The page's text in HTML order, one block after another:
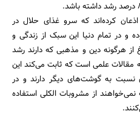
کرده‌اند که سرو غذای حلال در
و در تمام دنیا این سبک از زندگی و
هرگونه دین و مذهبی که دارند رشد
مقالات علمی است که ثابت می‌کند این
نسبت به گوشت‌های دیگر دارند و در
نمی‌خواهند از مشروبات الکلی استفاده